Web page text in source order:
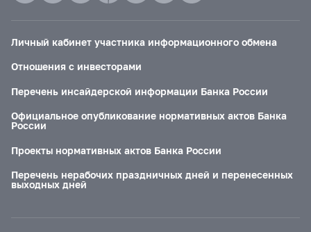
Личный кабинет участника информационного обмена
Отношения с инвесторами
Перечень инсайдерской информации Банка России
Официальное опубликование нормативных актов Банка
России
Проекты нормативных актов Банка России
Перечень нерабочих праздничных дней и перенесенных
выходных дней